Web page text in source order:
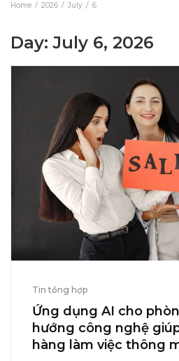
Home 2026 July 6
Day: July 6, 2026
Tin tổng hợp
Ứng dụng AI cho
hướng công nghệ
hàng làm việc thông